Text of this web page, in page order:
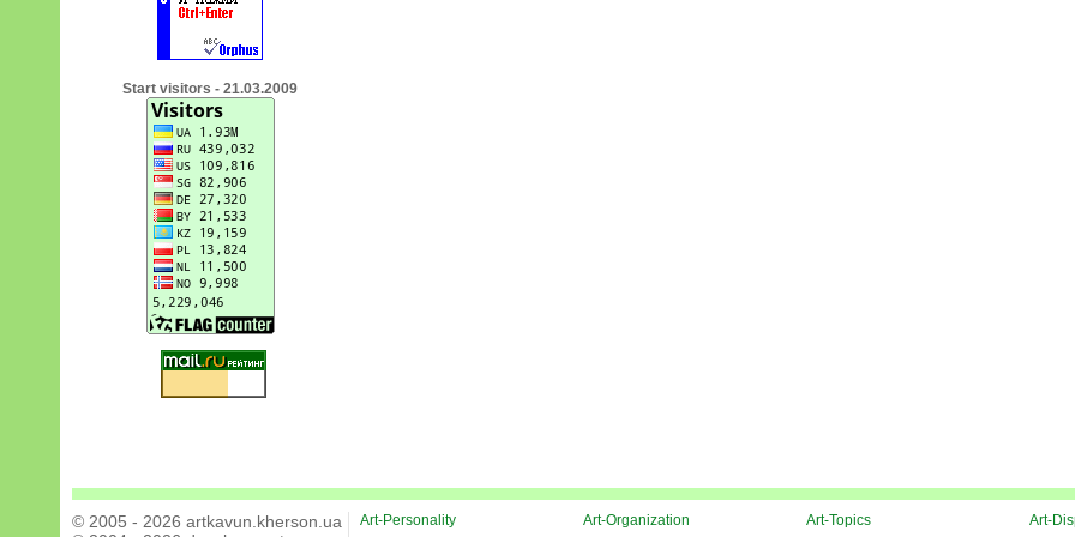
Start visitors - 21.03.2009
© 2005 - 2026 artkavun.kherson.ua
Art-Personality Art-Organization Art-Topics Art-